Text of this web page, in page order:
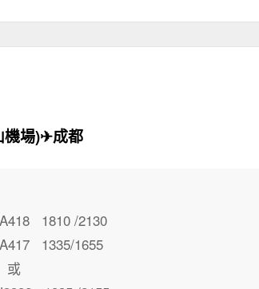
機場)✈成都
1810 /2130
1335/1655